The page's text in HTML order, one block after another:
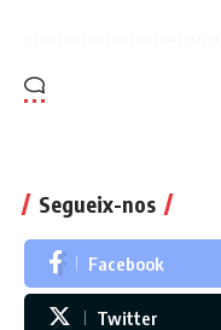
Segueix-nos
Facebook
Twitter